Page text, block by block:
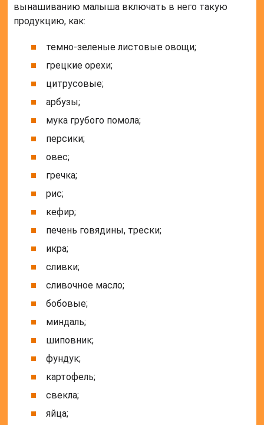
вынашиванию малыша включать в него такую
продукцию, как:
темно-зеленые листовые овощи;
грецкие орехи;
цитрусовые;
арбузы;
мука грубого помола;
персики;
овес;
гречка;
рис;
кефир;
печень говядины, трески;
икра;
сливки;
сливочное масло;
бобовые;
миндаль;
шиповник;
фундук;
картофель;
свекла;
яйца;